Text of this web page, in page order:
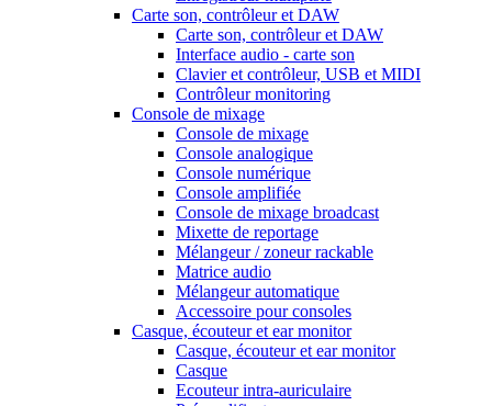
Carte son, contrôleur et DAW
Carte son, contrôleur et DAW
Interface audio - carte son
Clavier et contrôleur, USB et MIDI
Contrôleur monitoring
Console de mixage
Console de mixage
Console analogique
Console numérique
Console amplifiée
Console de mixage broadcast
Mixette de reportage
Mélangeur / zoneur rackable
Matrice audio
Mélangeur automatique
Accessoire pour consoles
Casque, écouteur et ear monitor
Casque, écouteur et ear monitor
Casque
Ecouteur intra-auriculaire